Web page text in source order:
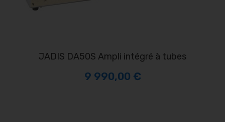
JADIS DA50S Ampli intégré à tubes
9 990,00 €